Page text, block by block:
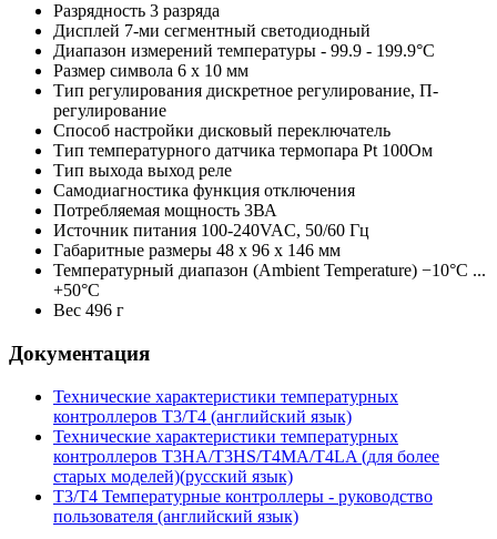
Разрядность 3 разряда
Дисплей 7-ми сегментный светодиодный
Диапазон измерений температуры - 99.9 - 199.9°С
Размер символа 6 х 10 мм
Тип регулирования дискретное регулирование, П-
регулирование
Способ настройки дисковый переключатель
Тип температурного датчика термопара Pt 100Oм
Тип выхода выход реле
Самодиагностика функция отключения
Потребляемая мощность 3ВА
Источник питания 100-240VAC, 50/60 Гц
Габаритные размеры 48 х 96 х 146 мм
Температурный диапазон (Ambient Temperature) −10°С ...
+50°С
Вес 496 г
Документация
Технические характеристики температурных
контроллеров T3/T4 (английский язык)
Технические характеристики температурных
контроллеров T3HA/T3HS/T4MA/T4LA (для более
старых моделей)(русский язык)
T3/T4 Температурные контроллеры - руководство
пользователя (английский язык)